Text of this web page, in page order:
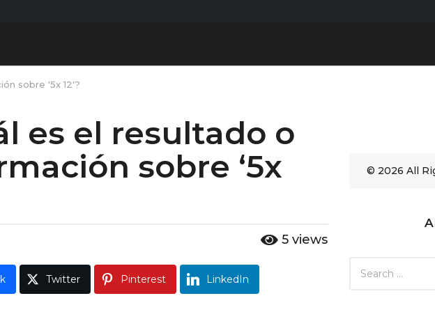
sobre '5x 12'?
es el resultado o
sobre ‘5x
5 views
Twitter Pinterest LinkedIn
© 2026 All